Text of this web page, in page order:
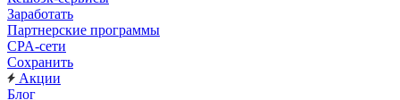
Заработать
Партнерские программы
CPA-сети
Сохранить
Акции
Блог